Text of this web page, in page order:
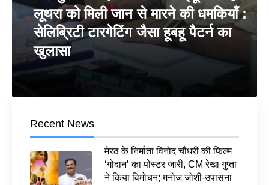
लूथरा को मिली जान से मारने की धमकियाँ :
सेलिब्रिटी टारगेटिंग जैसा हूबहू पैटर्न का
खुलासा
Recent News
मेरठ के निर्माता विनोद चौधरी की फिल्म
‘गोदान’ का पोस्टर जारी, CM रेखा गुप्ता
ने किया विमोचन; मनोज जोशी-उपासना